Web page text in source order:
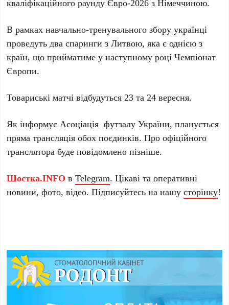
кваліфікаційного раунду Євро-2026 з Німеччиною.
В рамках навчально-тренувального збору українці
проведуть два спаринги з Литвою, яка є однією з
країн, що прийматиме у наступному році Чемпіонат
Європи.
Товариські матчі відбудуться 23 та 24 вересня.
Як інформує Асоціація футзалу України, планується
пряма трансляція обох поєдинків. Про офіційного
транслятора буде повідомлено пізніше.
Шостка.INFO вTelegram. Цікаві та оперативні
новини, фото, відео. Підписуйтесь на нашусторінку!